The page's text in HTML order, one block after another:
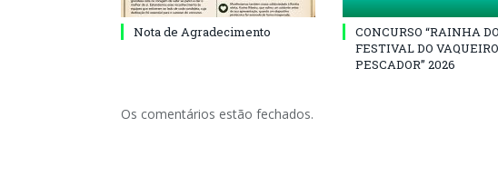
Nota de Agradecimento
CONCURSO “RAINHA
FESTIVAL DO
PESCADOR” 2026
Os comentários estão fechados.